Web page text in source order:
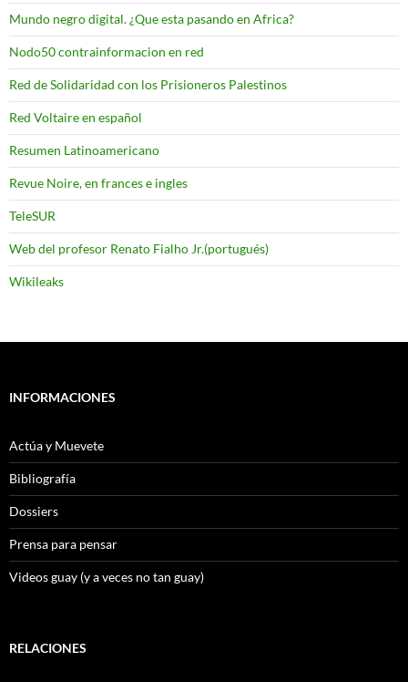
Mundo negro digital. ¿Que esta pasando en Africa?
Nodo50 contrainformacion en red
Red de Solidaridad con los Prisioneros Palestinos
Red Voltaire en español
Resumen Latinoamericano
Revue Noire, en frances e ingles
TeleSUR
Web del profesor Renato Fialho Jr.(portugués)
Wikileaks
INFORMACIONES
Actúa y Muevete
Bibliografía
Dossiers
Prensa para pensar
Videos guay (y a veces no tan guay)
RELACIONES